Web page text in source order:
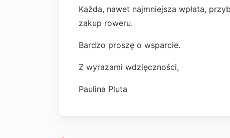
Każda, nawet najmniejsza wpłata,
zakup roweru.
Bardzo proszę o wsparcie.
Z wyrazami wdzięczności,
Paulina Pluta